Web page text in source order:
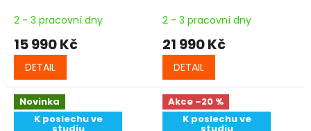
2 - 3 pracovní dny
15 990 Kč
DETAIL
2 - 3 pracovní dny
21 990 Kč
DETAIL
Novinka
K poslechu ve
Akce –20 %
K poslechu ve